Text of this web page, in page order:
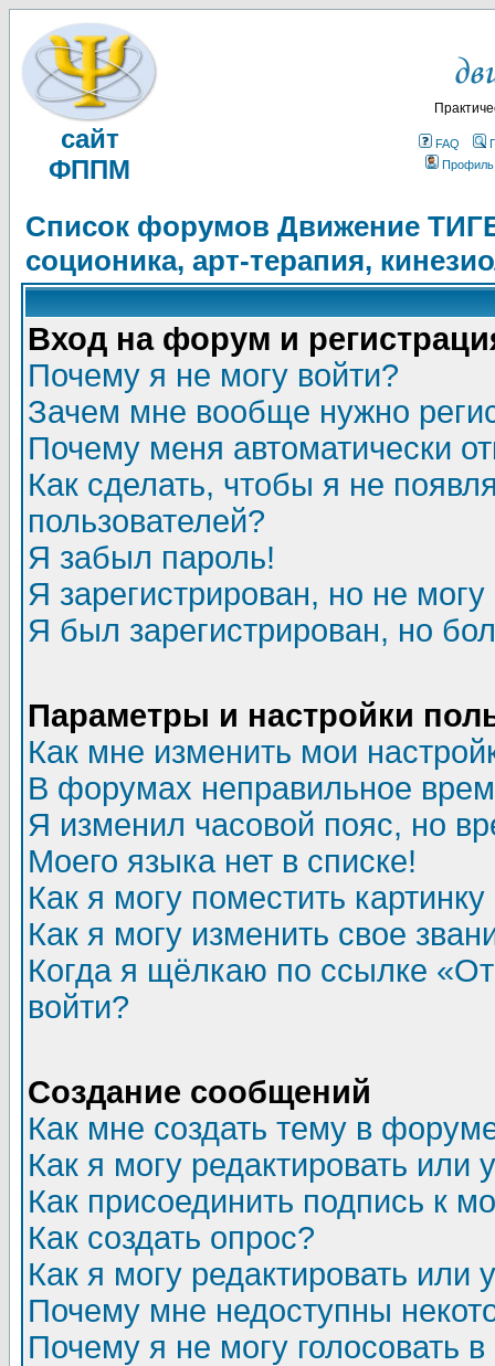
сайт
ФППМ
FAQ
Профиль
Список форумов Движение
соционика, арт-терапия,
Вход на форум и
Почему я не могу войти?
Зачем мне вообще нужно
Почему меня автоматически
Как сделать, чтобы я не
пользователей?
Я забыл пароль!
Я зарегистрирован, но не могу
Я был зарегистрирован, но
Параметры и настройки
Как мне изменить мои
В форумах неправильное
Я изменил часовой пояс, но
Моего языка нет в списке!
Как я могу поместить
Как я могу изменить свое
Когда я щёлкаю по ссылке
войти?
Создание сообщений
Как мне создать тему в
Как я могу редактировать или
Как присоединить подпись к
Как создать опрос?
Как я могу редактировать или
Почему мне недоступны
Почему я не могу голосовать